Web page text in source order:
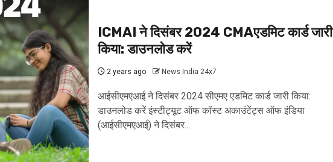
ICMAI ने दिसंबर 2024 CMAएडमिट कार्ड जारी
किया: डाउनलोड करें
2 years ago News India 24x7
आईसीएमएआई ने दिसंबर 2024 सीएमए एडमिट कार्ड जारी किया:
डाउनलोड करें इंस्टीट्यूट ऑफ कॉस्ट अकाउंटेंट्स ऑफ इंडिया
(आईसीएमएआई) ने दिसंबर...